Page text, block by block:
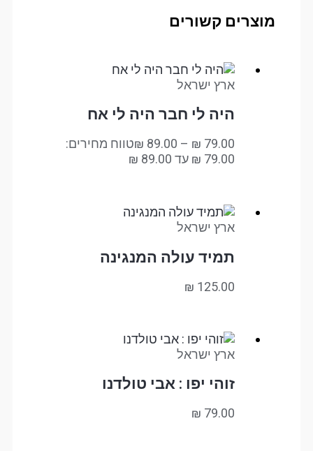
מוצרים קשורים
ארץ ישראל
היה לי חבר היה לי אח
₪ 79.00
–
₪ 89.00
טווח מחירים:
ארץ ישראל
תמיד עולה המנגינה
₪ 125.00
ארץ ישראל
זוהי יפו : אבי טולדנו
₪ 79.00